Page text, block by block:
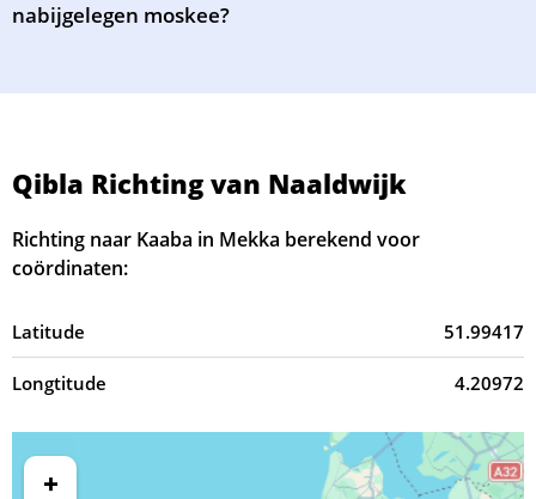
nabijgelegen moskee?
Qibla Richting van Naaldwijk
Richting naar Kaaba in Mekka berekend voor
coördinaten:
Latitude 51.99417
Longtitude 4.20972
+